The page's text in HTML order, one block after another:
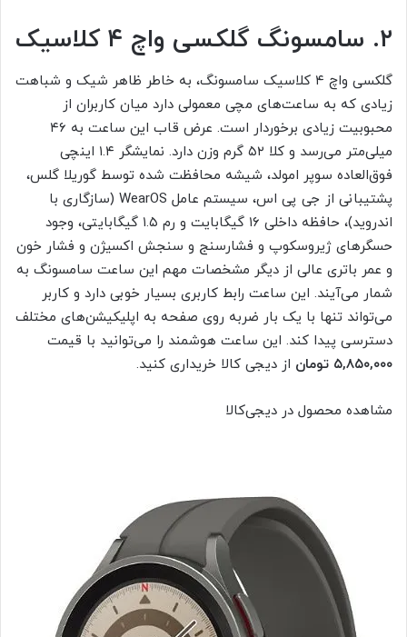
۲. سامسونگ گلکسی واچ ۴ کلاسیک
گلکسی واچ ۴ کلاسیک سامسونگ، به خاطر ظاهر شیک و شباهت
زیادی که به ساعت‌های مچی معمولی دارد میان کاربران از
محبوبیت زیادی برخوردار است. عرض قاب این ساعت به ۴۶
میلی‌متر می‌رسد و کلا ۵۲ گرم وزن دارد. نمایشگر ۱.۴ اینچی
فوق‌العاده سوپر امولد، شیشه محافظت شده توسط گوریلا گلس،
پشتیبانی از جی پی اس، سیستم عامل WearOS (سازگاری با
اندروید)، حافظه داخلی ۱۶ گیگابایت و رم ۱.۵ گیگابایتی، وجود
حسگرهای ژیروسکوپ و فشارسنج و سنجش اکسیژن و فشار خون
و عمر باتری عالی از دیگر مشخصات مهم این ساعت سامسونگ به
شمار می‌آیند. این ساعت رابط کاربری بسیار خوبی دارد و کاربر
می‌‎‎تواند تنها با یک بار ضربه روی صفحه به اپلیکیشن‌های مختلف
دسترسی پیدا کند. این ساعت هوشمند را می‌توانید با قیمت
۵,۸۵۰,۰۰۰ تومان
از دیجی کالا خریداری کنید.
مشاهده محصول در دیجی‌کالا